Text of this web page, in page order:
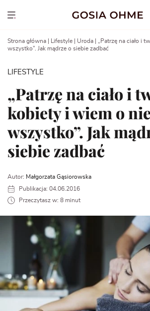
Show menu
Strona główna Lifestyle Uroda
„Patrzę na ciało i
wszystko”. Jak mądrze o siebie zadbać
LIFESTYLE
„Patrzę na ciało i
kobiety i wiem o
wszystko”. Jak
siebie zadbać
Autor: Małgorzata Gąsiorowska
Publikacja: 04.06.2016
Przeczytasz w: 8 minut